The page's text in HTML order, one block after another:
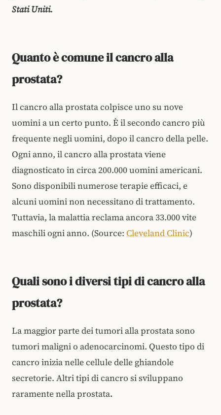
Stati Uniti.
Quanto è comune il cancro alla
prostata?
Il cancro alla prostata colpisce uno su nove
uomini a un certo punto. È il secondo cancro più
frequente negli uomini, dopo il cancro della pelle.
Ogni anno, il cancro alla prostata viene
diagnosticato in circa 200.000 uomini americani.
Sono disponibili numerose terapie efficaci, e
alcuni uomini non necessitano di trattamento.
Tuttavia, la malattia reclama ancora 33.000 vite
maschili ogni anno. (Source: Cleveland Clinic)
Quali sono i diversi tipi di cancro alla
prostata?
La maggior parte dei tumori alla prostata sono
tumori maligni o adenocarcinomi. Questo tipo di
cancro inizia nelle cellule delle ghiandole
secretorie. Altri tipi di cancro si sviluppano
raramente nella prostata.